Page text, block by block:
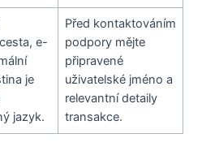
e-
je
jazyk.
Před kontaktováním
podpory mějte
připravené
uživatelské jméno a
relevantní detaily
transakce.